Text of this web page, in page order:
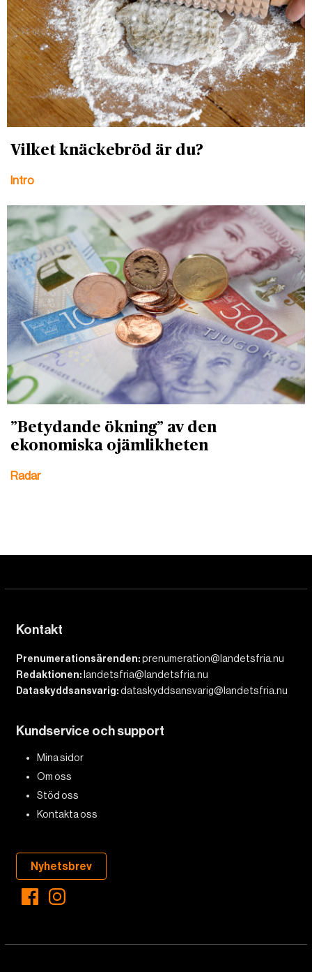
Vilket knäckebröd är du?
Intro
”Betydande ökning” av den
ekonomiska ojämlikheten
Radar
Kontakt
Prenumerationsärenden:prenumeration@landetsfria.nu
Redaktionen: landetsfria@landetsfria.nu
Dataskyddsansvarig:dataskyddsansvarig@landetsfria.nu
Kundservice och support
Mina sidor
Om oss
Stöd oss
Kontakta oss
Nyhetsbrev